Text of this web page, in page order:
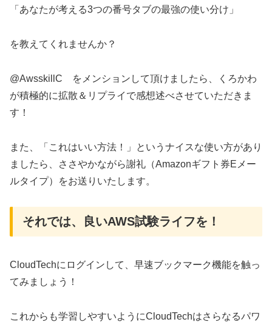
「あなたが考える3つの番号タブの最強の使い分け」
を教えてくれませんか？
@AwsskillC をメンションして頂けましたら、くろかわ
が積極的に拡散＆リプライで感想述べさせていただきま
す！
また、「これはいい方法！」というナイスな使い方があり
ましたら、ささやかながら謝礼（Amazonギフト券Eメー
ルタイプ）をお送りいたします。
それでは、良いAWS試験ライフを！
CloudTechにログインして、早速ブックマーク機能を触っ
てみましょう！
これからも学習しやすいようにCloudTechはさらなるパワ